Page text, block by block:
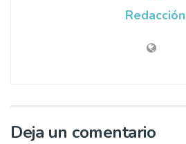
Redacción
Deja un comentario